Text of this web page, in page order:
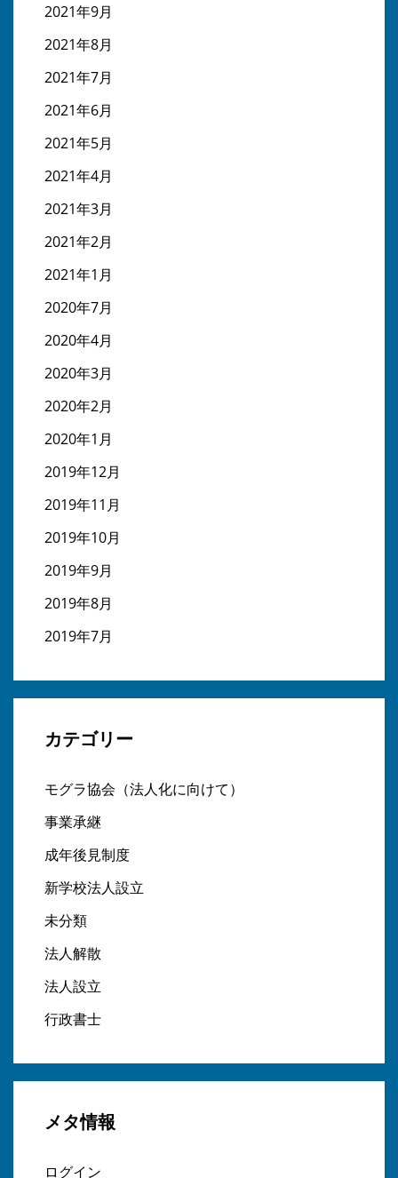
2021年9月
2021年8月
2021年7月
2021年6月
2021年5月
2021年4月
2021年3月
2021年2月
2021年1月
2020年7月
2020年4月
2020年3月
2020年2月
2020年1月
2019年12月
2019年11月
2019年10月
2019年9月
2019年8月
2019年7月
カテゴリー
モグラ協会（法人化に向けて）
事業承継
成年後見制度
新学校法人設立
未分類
法人解散
法人設立
行政書士
メタ情報
ログイン